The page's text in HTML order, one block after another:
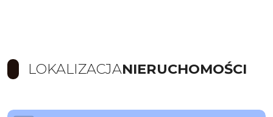
LOKALIZACJANIERUCHOMOŚCI